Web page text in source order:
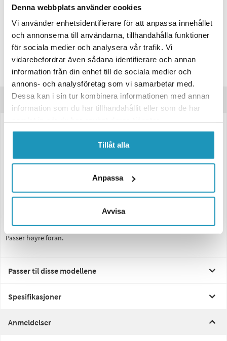
Denna webbplats använder cookies
Vi använder enhetsidentifierare för att anpassa innehållet
och annonserna till användarna, tillhandahålla funktioner
för sociala medier och analysera vår trafik. Vi
vidarebefordrar även sådana identifierare och annan
information från din enhet till de sociala medier och
annons- och analysföretag som vi samarbetar med.
Dessa kan i sin tur kombinera informationen med annan
information som du har tillhandahållit eller som de har
Tillåt alla
Anpassa
Avvisa
BEL-RAY
Belray Gearsaver Transmision Oil 80W
Differential/Girkasseolje 1L
249 kr (inkl. mva)
20 + PÅ LAGER
Produktbeskrivelse
Komplett sammensatt aksel for enkel installasjon.
Akselen passer modellene som finnes i listen nedenfor: "Passer disse
Passer høyre foran.
Passer til disse modellene
Spesifikasjoner
Anmeldelser